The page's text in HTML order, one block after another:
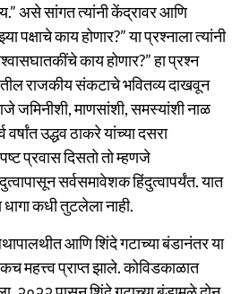
असे सांगत त्यांनी केंद्रावर आणि
काय होणार?” या प्रश्नाला त्यांनी
काय होणार?” हा प्रश्न
राजकीय संकटाचे भवितव्य दाखवून
जमिनीशी, माणसांशी, समस्यांशी नाळ
वर्षांत उद्धव ठाकरे यांच्या दसरा
प्रवास दिसतो तो म्हणजे
सर्वसमावेशक हिंदुत्वापर्यंत. यात
कधी तुटलेला नाही.
आणि शिंदे गटाच्या बंडानंतर या
महत्त्व प्राप्त झाले. कोविडकाळात